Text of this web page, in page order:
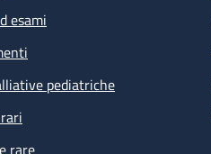
esami
pediatriche
rare